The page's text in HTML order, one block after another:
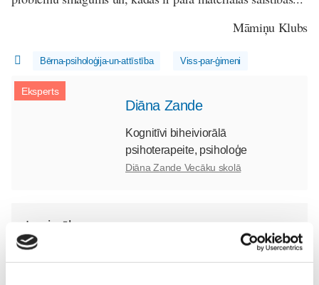
Māmiņu Klubs
Bērna-psiholoģija-un-attīstība Viss-par-ģimeni
Eksperts
Diāna Zande
Kognitīvi biheiviorālā
psihoterapeite, psiholoģe
Diāna Zande Vecāku skolā
Lasi vēl